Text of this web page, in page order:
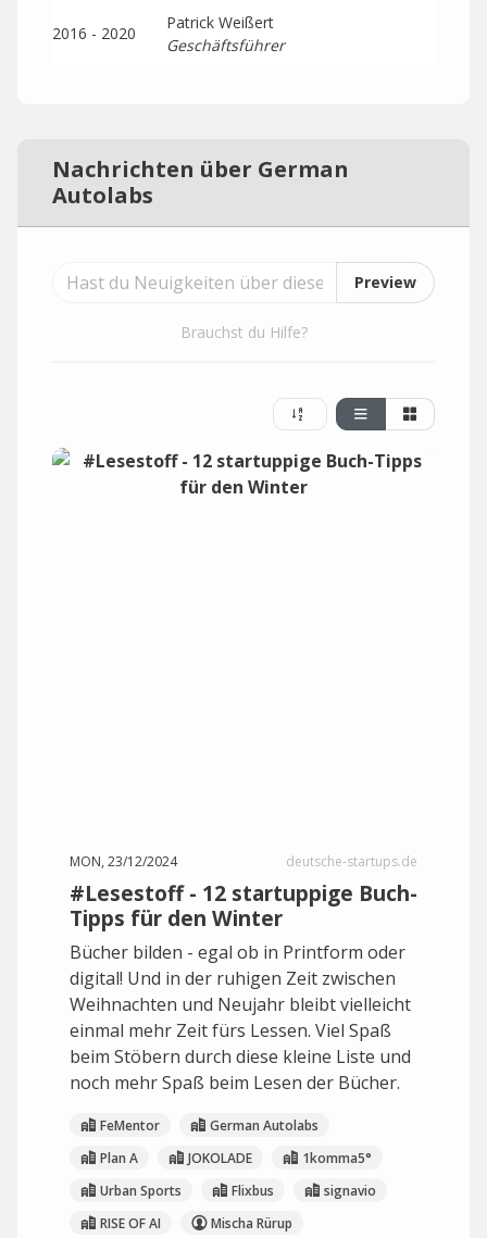
2016 - 2020
Patrick Weißert
Geschäftsführer
Nachrichten über German
Autolabs
Preview
Brauchst du Hilfe?
MON, 23/12/2024 deutsche-startups.de
#Lesestoff - 12 startuppige Buch-
Tipps für den Winter
Bücher bilden - egal ob in Printform oder
digital! Und in der ruhigen Zeit zwischen
Weihnachten und Neujahr bleibt vielleicht
einmal mehr Zeit fürs Lessen. Viel Spaß
beim Stöbern durch diese kleine Liste und
noch mehr Spaß beim Lesen der Bücher.
FeMentor
German Autolabs
Plan A
JOKOLADE
1komma5°
Urban Sports
Flixbus
signavio
RISE OF AI
Mischa Rürup